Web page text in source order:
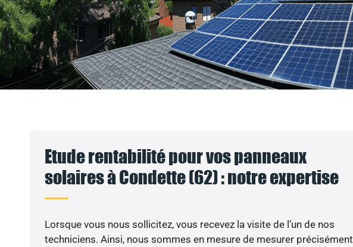
Etude rentabilité pour vos panneaux
solaires à Condette (62) : notre expertise
Lorsque vous nous sollicitez, vous recevez la visite de l’un de nos
techniciens. Ainsi, nous sommes en mesure de mesurer précisément